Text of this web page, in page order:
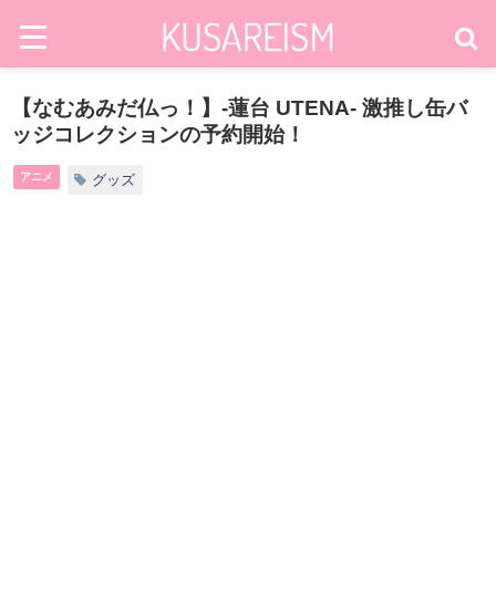
【なむあみだ仏っ！】-蓮台 UTENA- 激推し缶バ
ッジコレクションの予約開始！
アニメ グッズ